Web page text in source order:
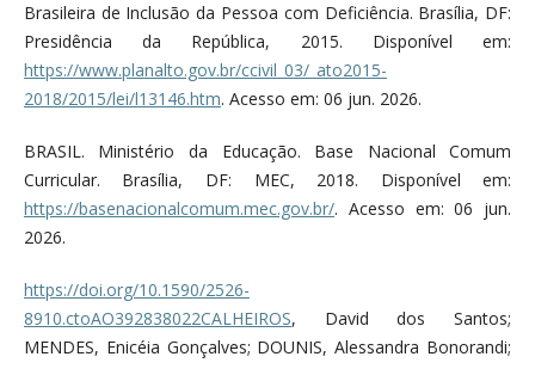
Brasileira de Inclusão da Pessoa com Deficiência. Brasília, DF:
Presidência da República, 2015. Disponível em:
https://www.planalto.gov.br/ccivil_03/_ato2015-
2018/2015/lei/l13146.htm. Acesso em: 06 jun. 2026.
BRASIL. Ministério da Educação. Base Nacional Comum
Curricular. Brasília, DF: MEC, 2018. Disponível em:
https://basenacionalcomum.mec.gov.br/. Acesso em: 06 jun.
2026.
https://doi.org/10.1590/2526-
8910.ctoAO392838022CALHEIROS, David dos Santos;
MENDES, Enicéia Gonçalves; DOUNIS, Alessandra Bonorandi;